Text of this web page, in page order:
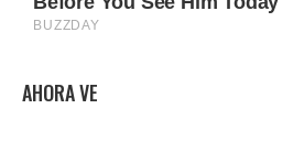
AHORA VE